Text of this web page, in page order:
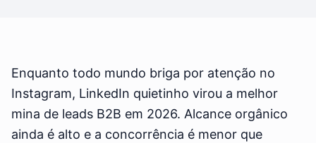
Enquanto todo mundo briga por atenção no
Instagram, LinkedIn quietinho virou a melhor
mina de leads B2B em 2026. Alcance orgânico
ainda é alto e a concorrência é menor que